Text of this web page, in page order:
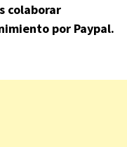
colaborar
por Paypal.